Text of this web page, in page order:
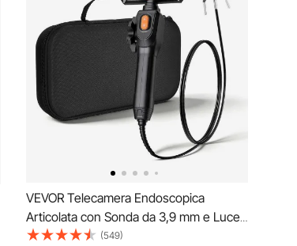
VEVOR Telecamera Endoscopica
Articolata con Sonda da 3,9 mm e Luce,
Endoscopio Bidirezionale, Schermo IPS
(549)